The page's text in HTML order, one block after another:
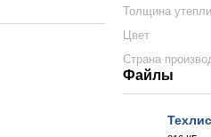
Толщина
Цвет
Страна
Файлы